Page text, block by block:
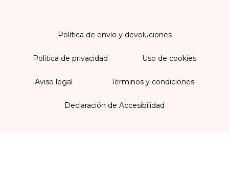
Política de envío y devoluciones
Política de privacidad Uso de cookies
Aviso legal Términos y condiciones
Declaración de Accesibilidad